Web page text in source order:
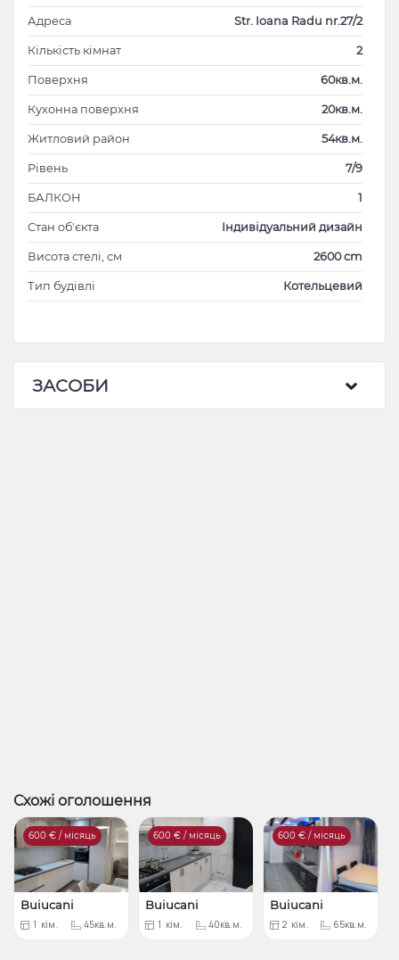
Адреса Str. Ioana Radu nr.27/2
Кількість кімнат 2
Поверхня 60кв.м.
Кухонна поверхня 20кв.м.
Житловий район 54кв.м.
Рівень 7/9
БАЛКОН 1
Стан об'єкта Індивідуальний дизайн
Висота стелі, см 2600 cm
Тип будівлі Котельцевий
ЗАСОБИ
Схожі оголошення
600 € / місяць
Buiucani
1 кім. 45кв.м.
600 € / місяць
Buiucani
1 кім. 40кв.м.
600 € / місяць
Buiucani
2 кім. 65кв.м.